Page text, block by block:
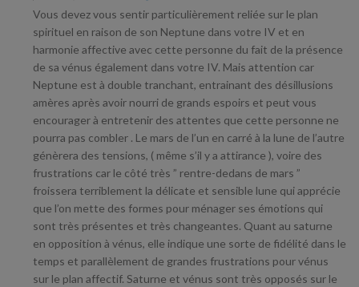
Vous devez vous sentir particulièrement reliée sur le plan
spirituel en raison de son Neptune dans votre IV et en
harmonie affective avec cette personne du fait de la présence
de sa vénus également dans votre IV. Mais attention car
Neptune est à double tranchant, entrainant des désillusions
amères après avoir nourri de grands espoirs et peut vous
encourager à entretenir des attentes que cette personne ne
pourra pas combler . Le mars de l’un en carré à la lune de l’autre
génèrera des tensions, ( même s’il y a attirance ), voire des
frustrations car le côté très ” rentre-dedans de mars ”
froissera terriblement la délicate et sensible lune qui apprécie
que l’on mette des formes pour ménager ses émotions qui
sont très présentes et très changeantes. Quant au saturne
en opposition à vénus, elle indique une sorte de fidélité dans le
temps et parallèlement de grandes frustrations pour vénus
sur le plan affectif. Saturne et vénus sont très opposés sur le